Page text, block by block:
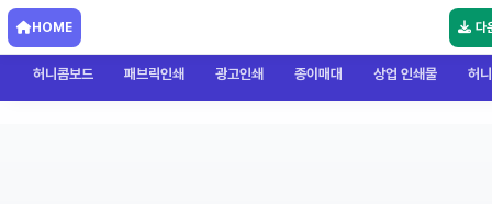
HOME 다
허니콤보드 패브릭인쇄 광고인쇄 종이매대 상업 인쇄물 허